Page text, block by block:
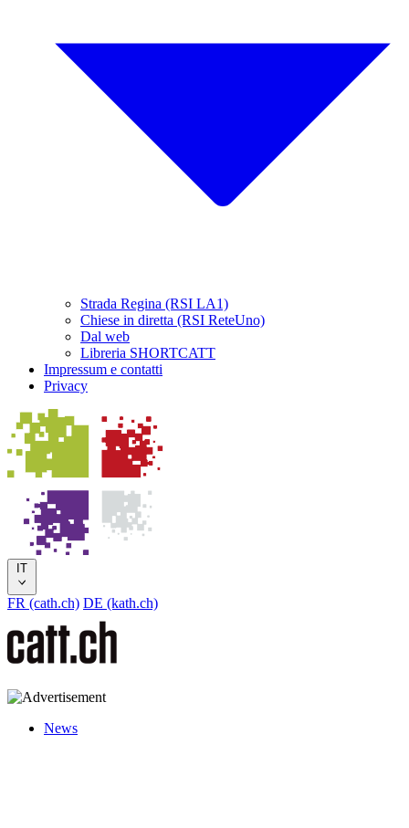
Strada Regina (RSI LA1)
Chiese in diretta (RSI ReteUno)
Dal web
Libreria SHORTCATT
Impressum e contatti
Privacy
IT
FR (cath.ch) DE (kath.ch)
News